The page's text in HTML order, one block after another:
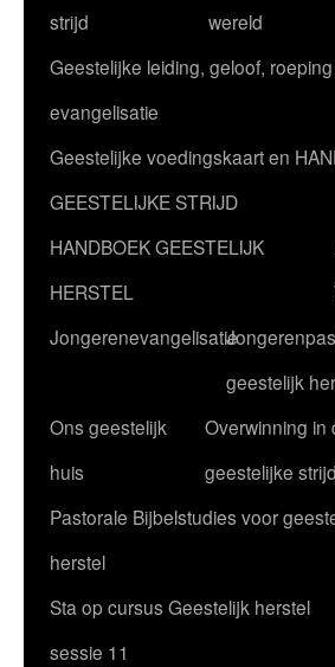
strijd
wereld
Geestelijke leiding, geloof,
evangelisatie
Geestelijke voedingskaart en
GEESTELIJKE STRIJD
HANDBOEK GEESTELIJK
HERSTEL
Jongerenevangelisatie
geestelijk
Ons geestelijk
huis
Overwinning in
geestelijke strijd
Pastorale Bijbelstudies voor
herstel
Sta op cursus Geestelijk herstel
sessie 11